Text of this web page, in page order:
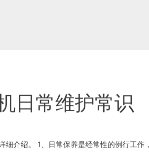
日常维护常识
介绍。 1、日常保养是经常性的例行工作